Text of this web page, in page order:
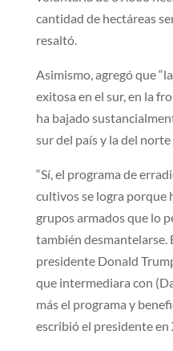
cantidad de hectáreas
resaltó.
Asimismo, agregó que
exitosa en el sur, en la
ha bajado
sur del país y la del norte
“Sí, el programa de
cultivos se logra porque
grupos armados que lo
también desmantelarse.
presidente Donald
que intermediara con
más el programa y
escribió el presidente en